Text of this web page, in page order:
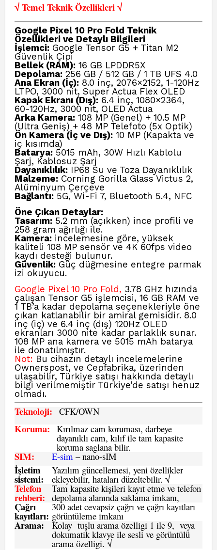
√ Temel Teknik Özellikleri √
Google Pixel 10 Pro Fold Teknik
Özellikleri ve Detaylı Bilgileri
İşlemci: Google Tensor G5 + Titan M2
Güvenlik Çipi
Bellek (RAM): 16 GB LPDDR5X
Depolama: 256 GB / 512 GB / 1 TB UFS 4.0
Ana Ekran (İç): 8.0 inç, 2076×2152, 1-120Hz
LTPO, 3000 nit, Super Actua Flex OLED
Kapak Ekranı (Dış): 6.4 inç, 1080×2364,
60-120Hz, 3000 nit, OLED Actua
Arka Kamera: 108 MP (Genel) + 10.5 MP
(Ultra Geniş) + 48 MP Telefoto (5x Optik)
Ön Kamera (İç ve Dış): 10 MP (Kapakta ve
iç kısımda)
Batarya: 5015 mAh, 30W Hızlı Kablolu
Şarj, Kablosuz Şarj
Dayanıklılık: IP68 Su ve Toza Dayanıklılık
Malzeme: Corning Gorilla Glass Victus 2,
Alüminyum Çerçeve
Bağlantı: 5G, Wi-Fi 7, Bluetooth 5.4, NFC
Öne Çıkan Detaylar:
Tasarım: 5.2 mm (açıkken) ince profili ve
258 gram ağırlığı ile.
Kamera: incelemesine göre, yüksek
kaliteli 108 MP sensör ve 4K 60fps video
kaydı desteği bulunur.
Güvenlik: Güç düğmesine entegre parmak
izi okuyucu.
Google Pixel 10 Pro Fold, 3.78 GHz hızında
çalışan Tensor G5 işlemcisi, 16 GB RAM ve
1 TB’a kadar depolama seçenekleriyle öne
çıkan katlanabilir bir amiral gemisidir. 8.0
inç (iç) ve 6.4 inç (dış) 120Hz OLED
ekranları 3000 nite kadar parlaklık sunar.
108 MP ana kamera ve 5015 mAh batarya
ile donatılmıştır.
Not: Bu cihazın detaylı incelemelerine
Ownerspost, ve Cepfabrika, üzerinden
ulaşabilir, Türkiye satışı hakkında detaylı
bilgi verilmemiştir Türkiye’de satışı henuz
olmadı.
Teknoloji: CFK/OWN
Koruma: Kırılmaz cam koruması, darbeye
dayanıklı cam, kılıf ile tam kapasite
koruma saglana bilir.
SIM: E-sim – nano-sIM
İşletim
sistemi:
Yazılım güncellemesi, yeni özellikler
ekleyebilir, hataları düzeltebilir. √
Telefon
rehberi:
Tam kapasite kişileri kayıt etme ve telefon
depolama alanında saklama imkanı,
Çağrı
kayıtları:
300 adet cevapsiz çağrı ve çağrı kayıtları
görüntüleme imkanı
Arama: Kolay tuşlu arama özelligi 1 ile 9, veya
dokumatik klavye ile sesli ve görüntülü
arama özelligi. √